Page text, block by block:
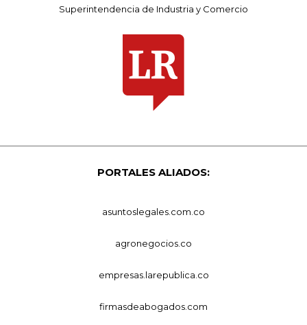
Superintendencia de Industria y Comercio
PORTALES ALIADOS:
asuntoslegales.com.co
agronegocios.co
empresas.larepublica.co
firmasdeabogados.com